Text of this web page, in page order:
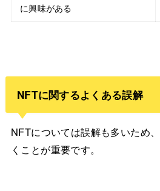
に興味がある
NFTに関するよくある誤解
NFTについては誤解も多いため
くことが重要です。